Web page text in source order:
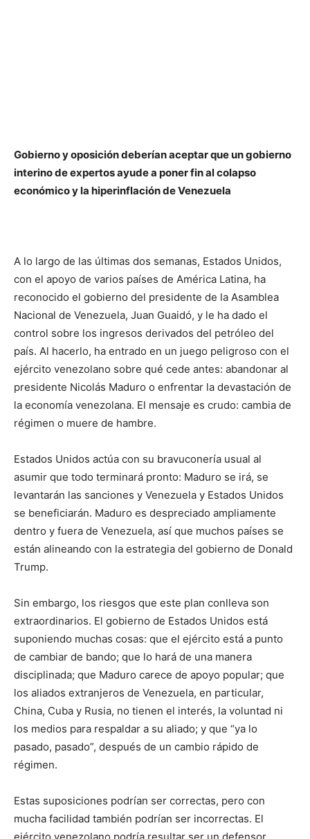
Gobierno y oposición deberían aceptar que un gobierno
interino de expertos ayude a poner fin al colapso
económico y la hiperinflación de Venezuela
A lo largo de las últimas dos semanas, Estados Unidos,
con el apoyo de varios países de América Latina, ha
reconocido el gobierno del presidente de la Asamblea
Nacional de Venezuela, Juan Guaidó, y le ha dado el
control sobre los ingresos derivados del petróleo del
país. Al hacerlo, ha entrado en un juego peligroso con el
ejército venezolano sobre qué cede antes: abandonar al
presidente Nicolás Maduro o enfrentar la devastación de
la economía venezolana. El mensaje es crudo: cambia de
régimen o muere de hambre.
Estados Unidos actúa con su bravuconería usual al
asumir que todo terminará pronto: Maduro se irá, se
levantarán las sanciones y Venezuela y Estados Unidos
se beneficiarán. Maduro es despreciado ampliamente
dentro y fuera de Venezuela, así que muchos países se
están alineando con la estrategia del gobierno de Donald
Trump.
Sin embargo, los riesgos que este plan conlleva son
extraordinarios. El gobierno de Estados Unidos está
suponiendo muchas cosas: que el ejército está a punto
de cambiar de bando; que lo hará de una manera
disciplinada; que Maduro carece de apoyo popular; que
los aliados extranjeros de Venezuela, en particular,
China, Cuba y Rusia, no tienen el interés, la voluntad ni
los medios para respaldar a su aliado; y que “ya lo
pasado, pasado”, después de un cambio rápido de
régimen.
Estas suposiciones podrían ser correctas, pero con
mucha facilidad también podrían ser incorrectas. El